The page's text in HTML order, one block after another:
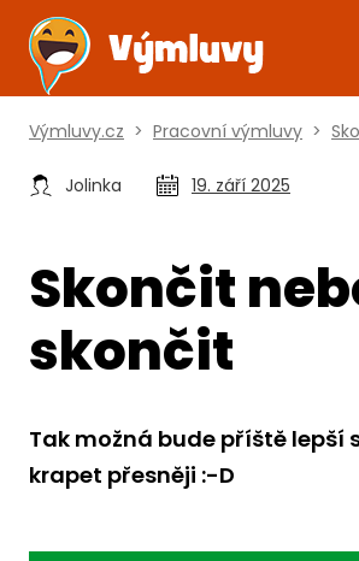
Výmluvy.cz > Pracovní výmluvy >
Jolinka 19. září 2025
Skončit
skončit
Tak možná bude příště lepší
krapet přesněji :-D